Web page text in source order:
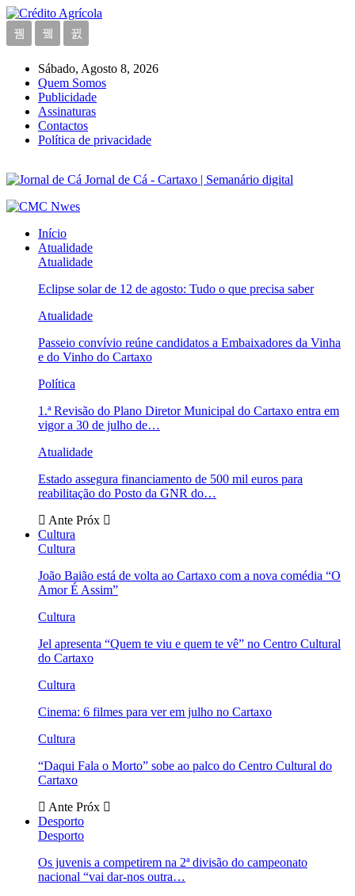
Sábado, Agosto 8, 2026
Quem Somos
Publicidade
Assinaturas
Contactos
Política de privacidade
Jornal de Cá - Cartaxo | Semanário digital
Início
Atualidade
Atualidade
Eclipse solar de 12 de agosto: Tudo o que precisa saber
Atualidade
Passeio convívio reúne candidatos a Embaixadores da Vinha
e do Vinho do Cartaxo
Política
1.ª Revisão do Plano Diretor Municipal do Cartaxo entra em
vigor a 30 de julho de…
Atualidade
Estado assegura financiamento de 500 mil euros para
reabilitação do Posto da GNR do…
Ante Próx
Cultura
Cultura
João Baião está de volta ao Cartaxo com a nova comédia “O
Amor É Assim”
Cultura
Jel apresenta “Quem te viu e quem te vê” no Centro Cultural
do Cartaxo
Cultura
Cinema: 6 filmes para ver em julho no Cartaxo
Cultura
“Daqui Fala o Morto” sobe ao palco do Centro Cultural do
Cartaxo
Ante Próx
Desporto
Desporto
Os juvenis a competirem na 2ª divisão do campeonato
nacional “vai dar-nos outra…